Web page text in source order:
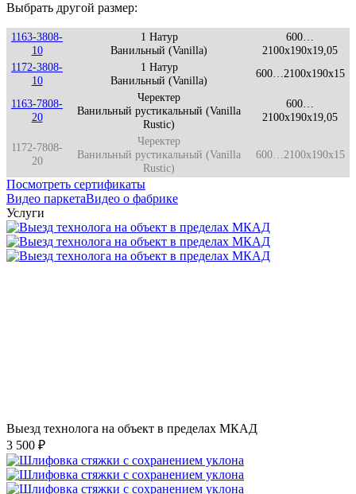
Выбрать другой размер:
1163-3808-
10
1 Натур
Ванильный (Vanilla)
600…
2100x190x19,05
1172-3808-
10
1 Натур
Ванильный (Vanilla)
600…2100x190x15
1163-7808-
20
Черектер
Ванильный рустикальный (Vanilla
Rustic)
600…
2100x190x19,05
1172-7808-
20
Черектер
Ванильный рустикальный (Vanilla
Rustic)
600…2100x190x15
Посмотреть сертификаты
Видео паркетаВидео о фабрике
Услуги
Выезд технолога на объект в пределах МКАД
3 500 ₽